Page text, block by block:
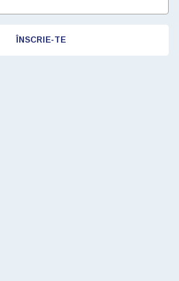
ÎNSCRIE-TE